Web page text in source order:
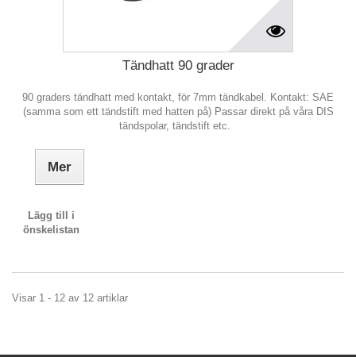
Tändhatt 90 grader
90 graders tändhatt med kontakt, för 7mm tändkabel. Kontakt: SAE
(samma som ett tändstift med hatten på) Passar direkt på våra DIS
tändspolar, tändstift etc.
Mer
Lägg till i
önskelistan
Visar 1 - 12 av 12 artiklar